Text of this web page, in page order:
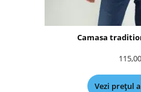
Camasa
115,00
Vezi prețul